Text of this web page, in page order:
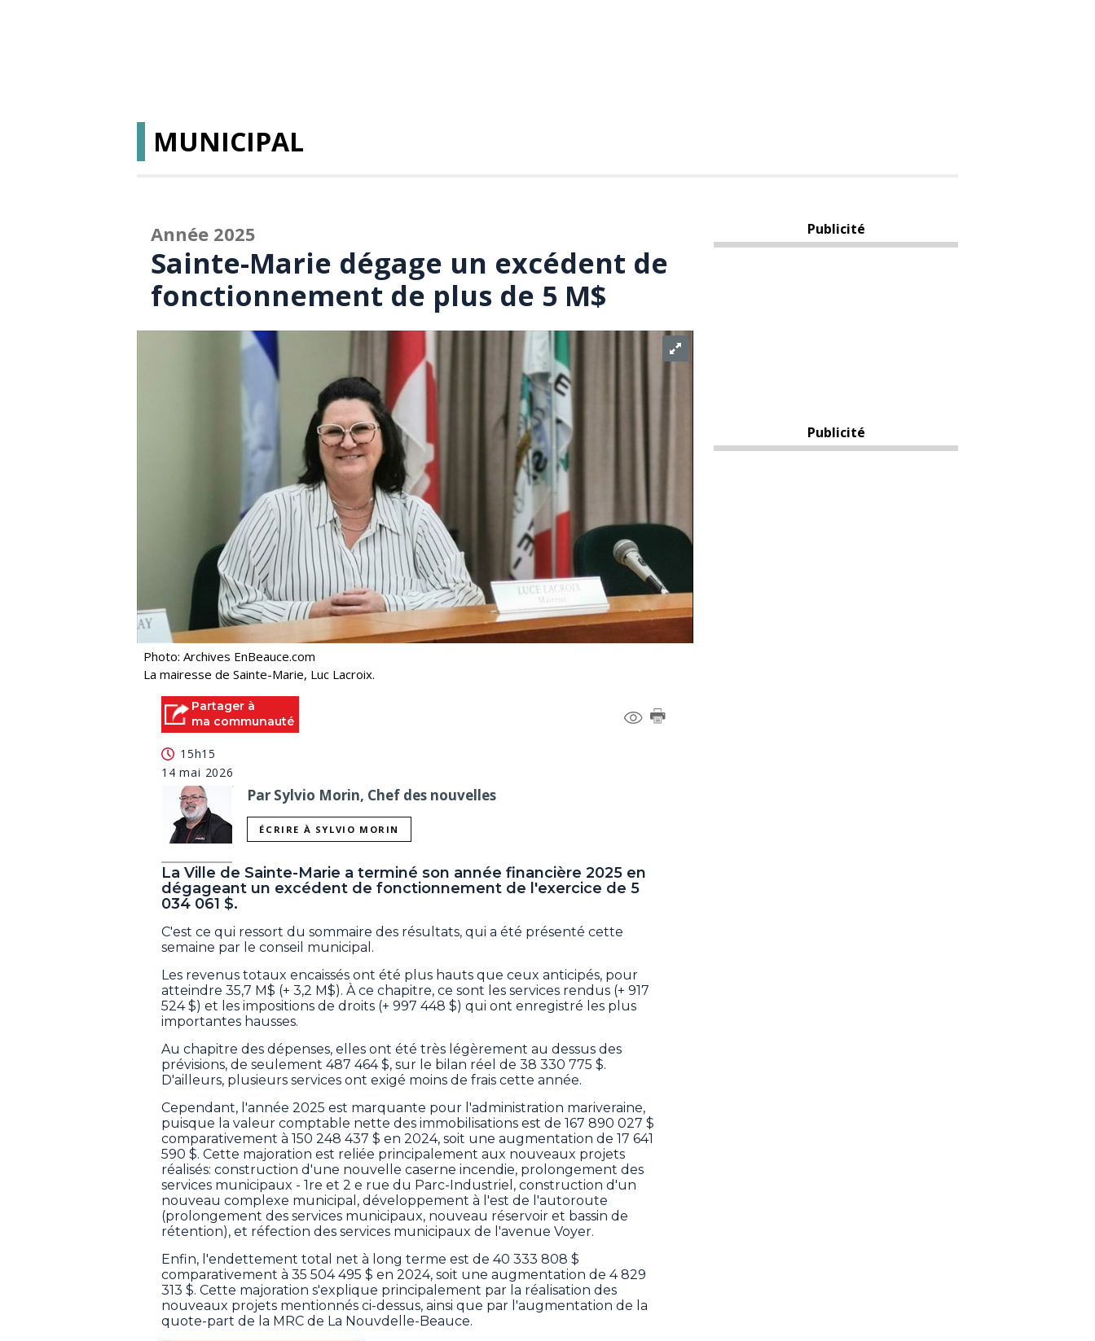
MUNICIPAL
Année 2025
Sainte-Marie dégage un excédent de
fonctionnement de plus de 5 M$
Photo: Archives EnBeauce.com
La mairesse de Sainte-Marie, Luc Lacroix.
Partager à
ma communauté
15h15
14 mai 2026
Par Sylvio Morin, Chef des nouvelles
ÉCRIRE À SYLVIO MORIN
La Ville de Sainte-Marie a terminé son année financière 2025 en
dégageant un excédent de fonctionnement de l'exercice de 5
034 061 $.
C'est ce qui ressort du sommaire des résultats, qui a été présenté cette
semaine par le conseil municipal.
Les revenus totaux encaissés ont été plus hauts que ceux anticipés, pour
atteindre 35,7 M$ (+ 3,2 M$). À ce chapitre, ce sont les services rendus (+ 917
524 $) et les impositions de droits (+ 997 448 $) qui ont enregistré les plus
importantes hausses.
Au chapitre des dépenses, elles ont été très légèrement au dessus des
prévisions, de seulement 487 464 $, sur le bilan réel de 38 330 775 $.
D'ailleurs, plusieurs services ont exigé moins de frais cette année.
Cependant, l'année 2025 est marquante pour l'administration mariveraine,
puisque la valeur comptable nette des immobilisations est de 167 890 027 $
comparativement à 150 248 437 $ en 2024, soit une augmentation de 17 641
590 $. Cette majoration est reliée principalement aux nouveaux projets
réalisés: construction d'une nouvelle caserne incendie, prolongement des
services municipaux - 1re et 2 e rue du Parc-Industriel, construction d'un
nouveau complexe municipal, développement à l'est de l'autoroute
(prolongement des services municipaux, nouveau réservoir et bassin de
rétention), et réfection des services municipaux de l'avenue Voyer.
Enfin, l'endettement total net à long terme est de 40 333 808 $
comparativement à 35 504 495 $ en 2024, soit une augmentation de 4 829
313 $. Cette majoration s'explique principalement par la réalisation des
nouveaux projets mentionnés ci-dessus, ainsi que par l'augmentation de la
quote-part de la MRC de La Nouvdelle-Beauce.
Publicité
Publicité